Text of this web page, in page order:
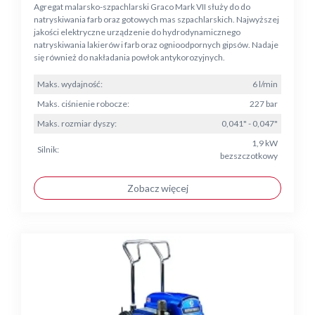
Agregat malarsko-szpachlarski Graco Mark VII służy do do
natryskiwania farb oraz gotowych mas szpachlarskich. Najwyższej
jakości elektryczne urządzenie do hydrodynamicznego
natryskiwania lakierów i farb oraz ognioodpornych gipsów. Nadaje
się również do nakładania powłok antykorozyjnych.
Maks. wydajność:
6 l/min
Maks. ciśnienie robocze:
227 bar
Maks. rozmiar dyszy:
0,041" - 0,047"
Silnik:
1,9 kW
bezszczotkowy
Zobacz więcej